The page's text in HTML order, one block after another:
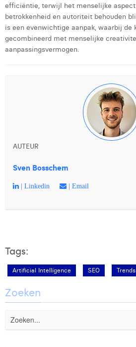
efficiëntie, terwijl het menselijke
betrokkenheid en autoriteit behouden
is een evenwichtige aanpak, waarbij de
gecombineerd met menselijke
aanpassingsvermogen.
AUTEUR
Sven Bosschem
| Linkedin | Email
Tags:
Artificial Intelligence SEO Trends
Zoeken